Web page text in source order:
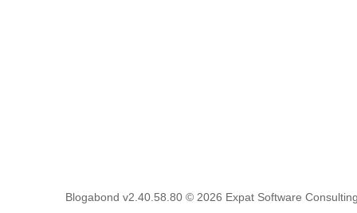
Blogabond v2.40.58.80 © 2026 Expat Software